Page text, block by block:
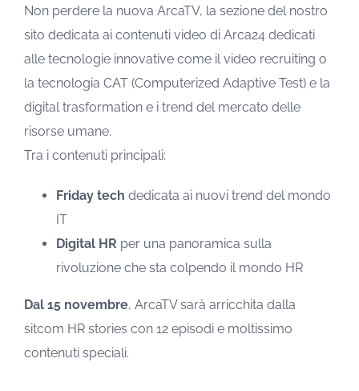
Non perdere la nuova ArcaTV, la sezione del nostro
sito dedicata ai contenuti video di Arca24 dedicati
alle tecnologie innovative come il video recruiting o
la tecnologia CAT (Computerized Adaptive Test) e la
digital trasformation e i trend del mercato delle
risorse umane.
Tra i contenuti principali:
Friday tech dedicata ai nuovi trend del mondo
IT
Digital HR per una panoramica sulla
rivoluzione che sta colpendo il mondo HR
Dal 15 novembre, ArcaTV sarà arricchita dalla
sitcom HR stories con 12 episodi e moltissimo
contenuti speciali.